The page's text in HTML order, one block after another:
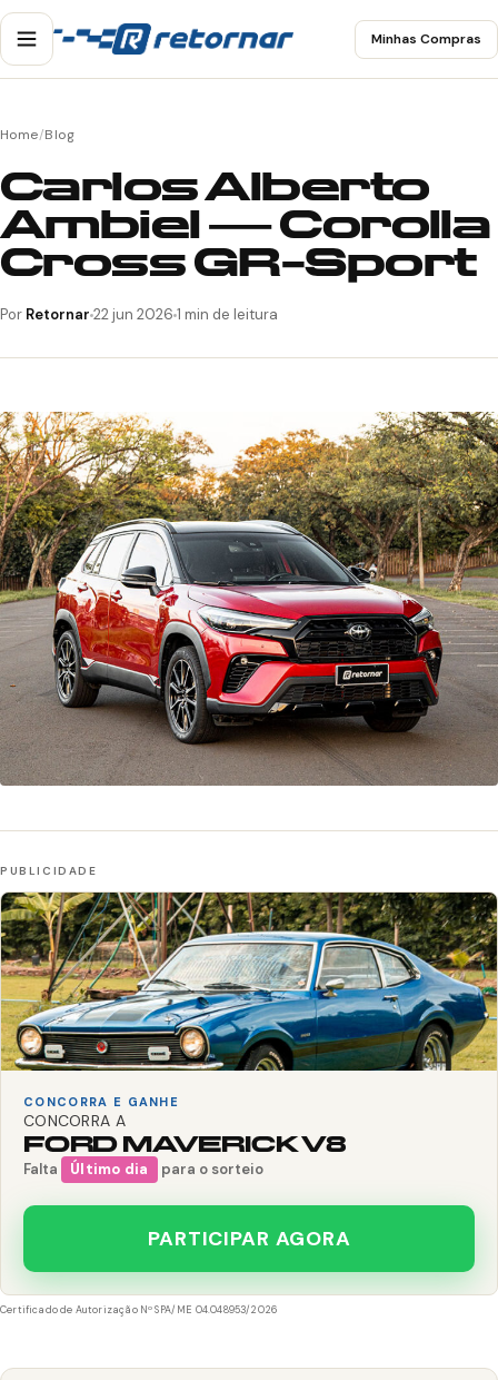
Minhas Compras
Home/Blog
Carlos Alberto
Ambiel — Corolla
Cross GR-Sport
Por Retornar 22 jun 2026 1 min de leitura
CONCORRA E GANHE
CONCORRA A
FORD MAVERICK V8
Falta Último dia para o sorteio
PARTICIPAR AGORA
Certificado de Autorização Nº SPA/ME 04.048953/2026